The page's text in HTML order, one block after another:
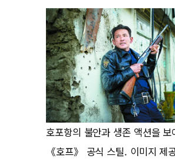
호포항의 불안과 생존 액션을 보
《호프》 공식 스틸. 이미지 제